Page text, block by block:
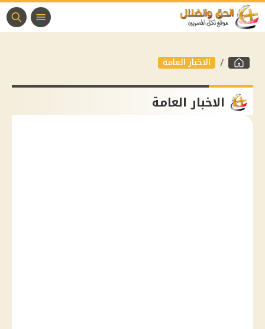
الاخبار العامة
الاخبار العامة